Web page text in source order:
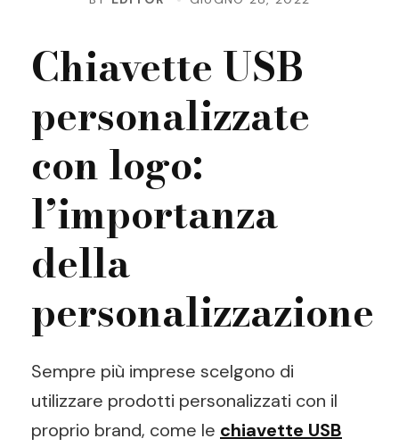
Chiavette USB
personalizzate
con logo:
l’importanza
della
personalizzazione
Sempre più imprese scelgono di
utilizzare prodotti personalizzati con il
proprio brand, come le chiavette USB